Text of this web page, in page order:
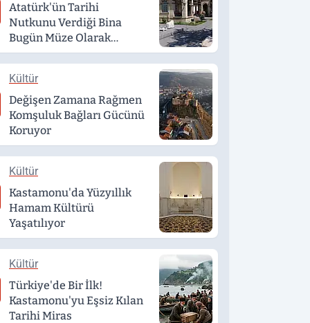
Atatürk'ün Tarihi
Nutkunu Verdiği Bina
Bugün Müze Olarak
Hizmet Veriyor
Kültür
Değişen Zamana Rağmen
Komşuluk Bağları Gücünü
Koruyor
Kültür
Kastamonu'da Yüzyıllık
Hamam Kültürü
Yaşatılıyor
Kültür
Türkiye'de Bir İlk!
Kastamonu'yu Eşsiz Kılan
Tarihi Miras